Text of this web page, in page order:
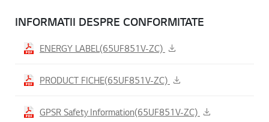
INFORMATII DESPRE CONFORMITATE
ENERGY LABEL(65UF851V-ZC)
PRODUCT FICHE(65UF851V-ZC)
GPSR Safety Information(65UF851V-ZC)